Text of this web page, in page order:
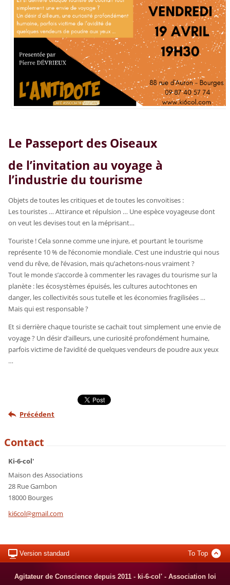
Le Passeport des Oiseaux
de l’invitation au voyage à
l’industrie du tourisme
Objets de toutes les critiques et de toutes les convoitises :
Les touristes … Attirance et répulsion … Une espèce voyageuse dont
on veut les devises tout en la méprisant…
Touriste ! Cela sonne comme une injure, et pourtant le tourisme
représente 10 % de l’économie mondiale. C’est une industrie qui nous
vend du rêve, de l’évasion, mais qu’achetons-nous vraiment ?
Tout le monde s’accorde à commenter les ravages du tourisme sur la
planète : les écosystèmes épuisés, les cultures autochtones en
danger, les collectivités sous tutelle et les économies fragilisées …
Mais qui est responsable ?
Et si derrière chaque touriste se cachait tout simplement une envie de
voyage ? Un désir d’ailleurs, une curiosité profondément humaine,
parfois victime de l’avidité de quelques vendeurs de poudre aux yeux
…
Précédent
Contact
Ki-6-col'
Maison des Associations
28 Rue Gambon
18000 Bourges
ki6col@gmail.com
Version standard To Top
Agitateur de Conscience depuis 2011 - ki-6-col' - Association loi